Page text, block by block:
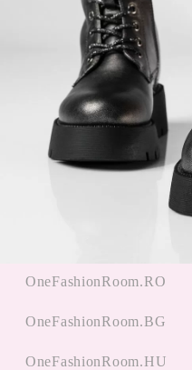
Vélemények az ügyfelektől
Promóciók alkalmazása
Gyors linkek
Főoldal
OneFashionRoom.RO
OneFashionRoom.BG
OneFashionRoom.HU